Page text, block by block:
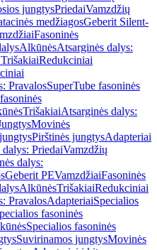
jungtysPriedaiVamzdžių
medžiagosGeberit Silent-
Fasoninės
AlkūnėsAtsarginės dalys:
Redukciniai
PravalosSuperTube fasoninės
TrišakiaiAtsarginės dalys:
Movinės
Pirštinės jungtysAdapteriai
PriedaiVamzdžių
dalys:
Geberit PEVamzdžiaiFasoninės
AlkūnėsTrišakiaiRedukciniai
PravalosAdapteriaiSpecialios
fasoninės
Specialios fasoninės
Suvirinamos jungtysMovinės